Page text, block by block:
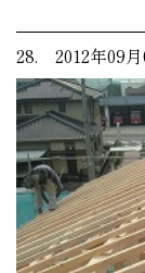
28. 2012年09月